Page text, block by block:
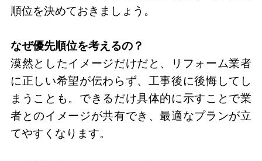
順位を決めておきましょう。
なぜ優先順位を考えるの？
漠然としたイメージだけだと、リフォーム業者
に正しい希望が伝わらず、工事後に後悔してし
まうことも。できるだけ具体的に示すことで業
者とのイメージが共有でき、最適なプランが立
てやすくなります。